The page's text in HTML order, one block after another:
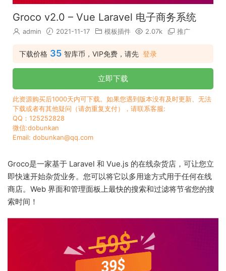
Groco v2.0 – Vue Laravel 电子商务系统
admin 2021-11-17 模板插件 2.07k 推广
下载价格 35 智库币，VIP免费，请先 登录
立即下载
此资源购买后1000天内可下载。如果您遇到版本没有及时更新、无法
下载或者有其他疑问（请勿重复支付），请联系客服:
QQ：125252828
微信:dobunkan
Email: dobunkan@qq.com
Groco是一家基于 Laravel 和 Vue.js 的在线杂货店，可让您立
即快速开始杂货业务。您可以将它以多用途方式用于任何在线
商店。Web 界面和管理面板上最快的搜索和过滤将节省您的搜
索时间！